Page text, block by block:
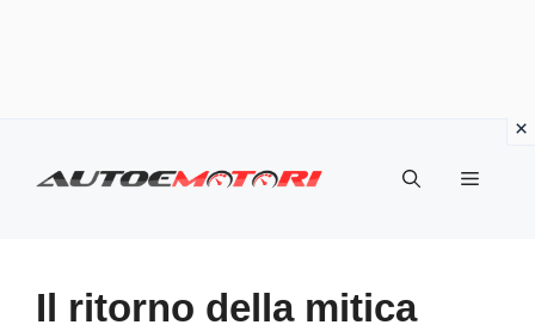
Menu
Il ritorno della mitica